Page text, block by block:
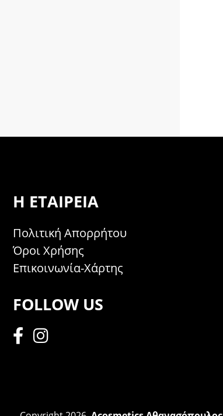
Η ΕΤΑΙΡΕΊΑ
Πολιτική Απορρήτου
Όροι Χρήσης
Επικοινωνία-Χάρτης
FOLLOW US